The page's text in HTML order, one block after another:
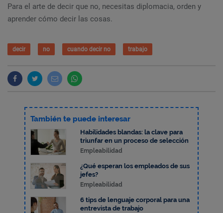
Para el arte de decir que no, necesitas diplomacia, orden y
aprender cómo decir las cosas.
decir no cuando decir no trabajo
También te puede interesar
Habilidades blandas: la clave para
triunfar en un proceso de selección
Empleabilidad
¿Qué esperan los empleados de sus
jefes?
Empleabilidad
6 tips de lenguaje corporal para una
entrevista de trabajo